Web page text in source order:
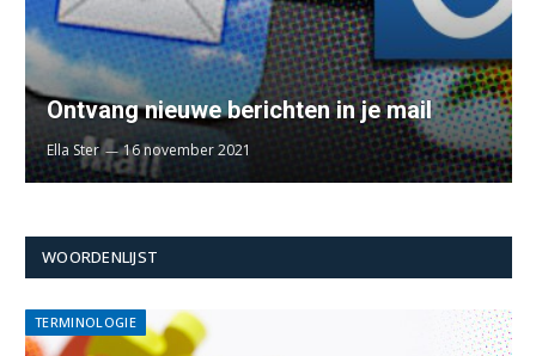
Ontvang nieuwe berichten in je mail
Ella Ster 16 november 2021
WOORDENLIJST
TERMINOLOGIE